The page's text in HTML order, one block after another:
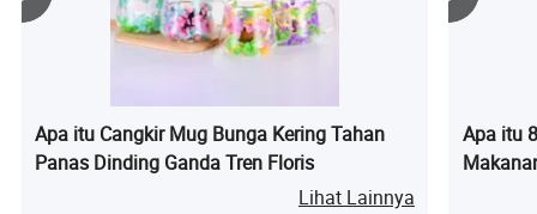
Apa itu Cangkir Mug Bunga Kering Tahan
Panas Dinding Ganda Tren Floris
Lihat Lainnya
Apa itu